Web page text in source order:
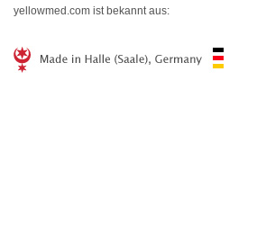
yellowmed.com ist bekannt aus: